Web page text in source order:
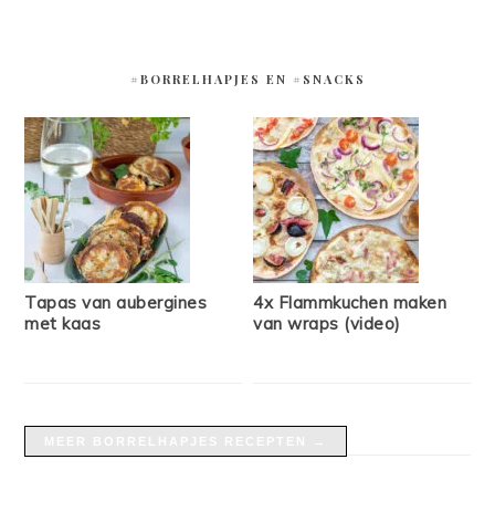
#BORRELHAPJES EN #SNACKS
Tapas van aubergines
met kaas
4x Flammkuchen maken
van wraps (video)